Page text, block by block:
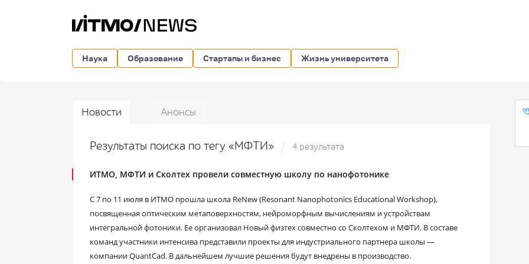
Наука Образование Стартапы и бизнес Жизнь университета
Новости Анонсы
Результаты поиска по тегу «МФТИ» 4 результата
ИТМО, МФТИ и Сколтех провели совместную школу по нанофотонике
С 7 по 11 июля в ИТМО прошла школа ReNew (Resonant Nanophotonics Educational Workshop),
посвященная оптическим метаповерхностям, нейроморфным вычислениям и устройствам
интегральной фотоники. Ее организовал Новый физтех совместно со Сколтехом и МФТИ. В составе
команд участники интенсива представили проекты для индустриального партнера школы —
компании QuantCad. В дальнейшем лучшие решения будут внедрены в производство.